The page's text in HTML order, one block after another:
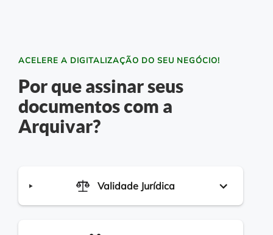
ACELERE A DIGITALIZAÇÃO DO SEU NEGÓCIO!
Por que assinar seus
documentos com a
Arquivar?
Validade Jurídica